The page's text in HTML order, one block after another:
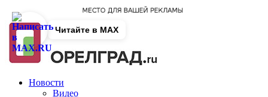
Новости
Видео
Читайте в MAX